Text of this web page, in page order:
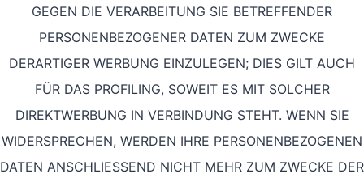
GEGEN DIE VERARBEITUNG SIE BETREFFENDER
PERSONENBEZOGENER DATEN ZUM ZWECKE
DERARTIGER WERBUNG EINZULEGEN; DIES GILT AUCH
FÜR DAS PROFILING, SOWEIT ES MIT SOLCHER
DIREKTWERBUNG IN VERBINDUNG STEHT. WENN SIE
WIDERSPRECHEN, WERDEN IHRE PERSONENBEZOGENEN
DATEN ANSCHLIESSEND NICHT MEHR ZUM ZWECKE DER